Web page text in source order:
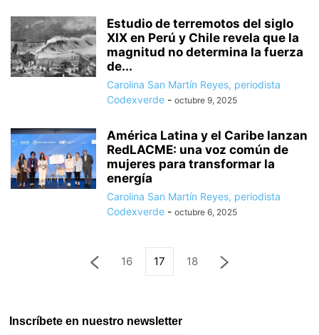
Estudio de terremotos del siglo
XIX en Perú y Chile revela que la
magnitud no determina la fuerza
de...
Carolina San Martín Reyes, periodista
Codexverde - octubre 9, 2025
América Latina y el Caribe lanzan
RedLACME: una voz común de
mujeres para transformar la
energía
Carolina San Martín Reyes, periodista
Codexverde - octubre 6, 2025
16 17 18
Inscríbete en nuestro newsletter